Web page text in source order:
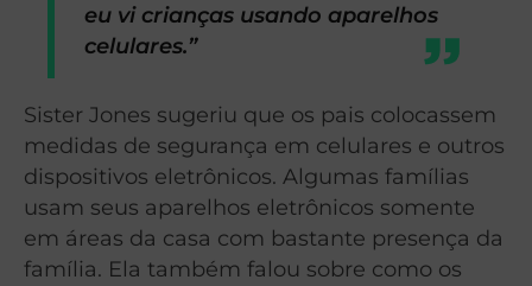
eu vi crianças usando aparelhos
celulares.”
Sister Jones sugeriu que os pais colocassem
medidas de segurança em celulares e outros
dispositivos eletrônicos. Algumas famílias
usam seus aparelhos eletrônicos somente
em áreas da casa com bastante presença da
família. Ela também falou sobre como os